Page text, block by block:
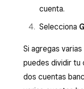
cuenta.
Selecciona
Si agregas
puedes dividir
dos cuentas